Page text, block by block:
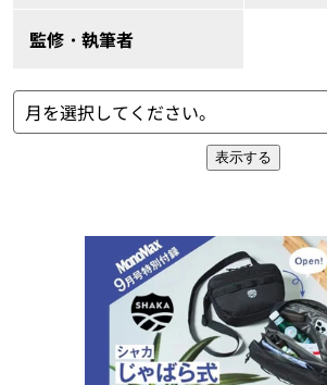
監修・執筆者
表示する